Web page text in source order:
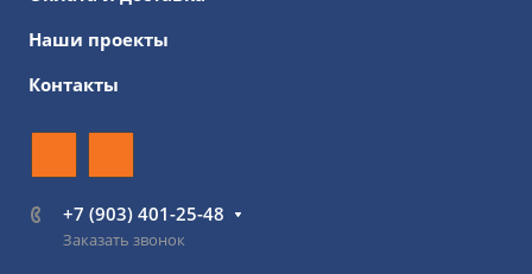
Наши проекты
Контакты
+7 (903) 401-25-48
Заказать звонок